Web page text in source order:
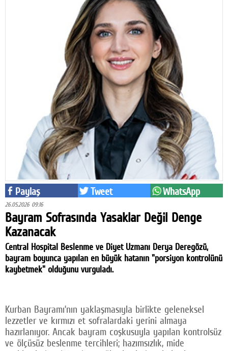
Kültür-sanat
Yazarlar
Künye
İletişim
A24 SOSYAL MEDYA
Facebook
Twitter
Google Plus
© 2026 TÜM HAKLARI SAKLIDIR
Paylaş Tweet WhatsApp
26.05.2026 09:16
Bayram Sofrasında Yasaklar Değil Denge
Kazanacak
Central Hospital Beslenme ve Diyet Uzmanı Derya Deregözü,
bayram boyunca yapılan en büyük hatanın "porsiyon kontrolünü
kaybetmek" olduğunu vurguladı.
Kurban Bayramı’nın yaklaşmasıyla birlikte geleneksel
lezzetler ve kırmızı et sofralardaki yerini almaya
hazırlanıyor. Ancak bayram coşkusuyla yapılan kontrolsüz
ve ölçüsüz beslenme tercihleri; hazımsızlık, mide